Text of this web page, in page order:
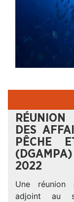
DES
PÊCHE
2022
Une réunion
adjoint au